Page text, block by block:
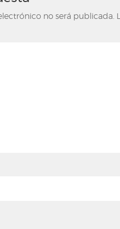
no será publicada.